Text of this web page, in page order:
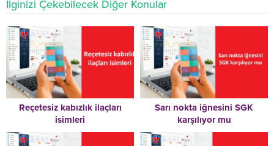
İlginizi Çekebilecek Diğer Konular
Reçetesiz kabızlık ilaçları
isimleri
Sarı nokta iğnesini SGK
karşılıyor mu